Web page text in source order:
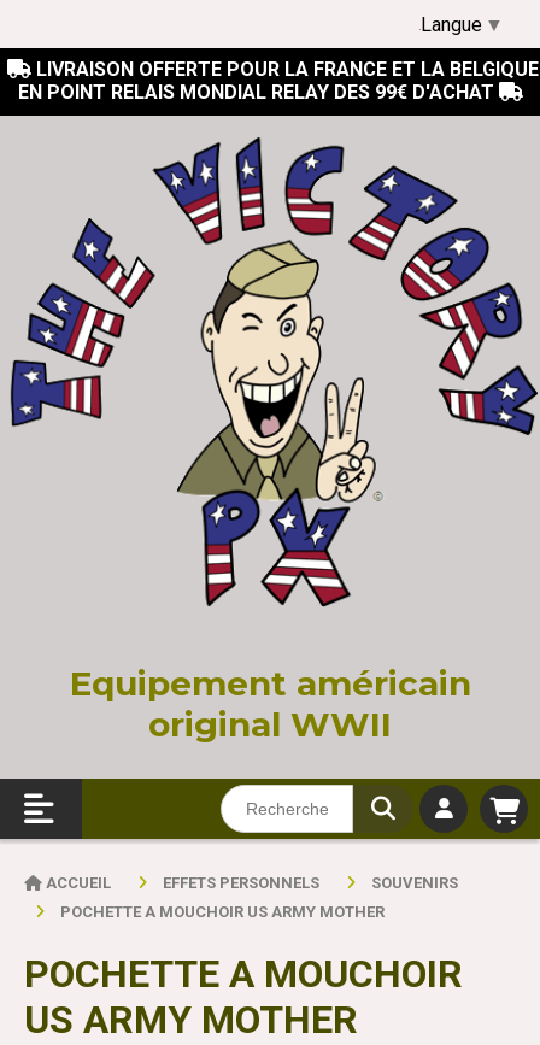
 LIVRAISON OFFERTE POUR LA FRANCE ET LA BELGIQUE
EN POINT RELAIS MONDIAL RELAY DES 99€ D'ACHAT 
Equipement américain
original WWII
ACCUEIL EFFETS PERSONNELS
SOUVENIRS
POCHETTE A MOUCHOIR US ARMY MOTHER
POCHETTE A MOUCHOIR
US ARMY MOTHER
Langue ▼